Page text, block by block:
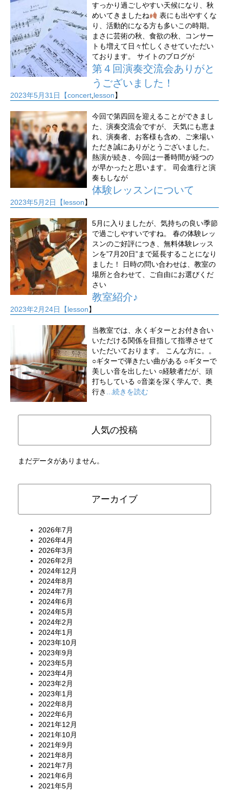
すっかり過ごしやすい天候になり、秋
めいてきましたね
表にも出やすくな
り、活動的になる方も多いこの時期。
まさに芸術の秋、食欲の秋、コンサー
トも増えて日々忙しくさせていただい
ております。 サイトのブログが
第４回演奏交流会ありがと
うございました！
2023年5月31日【concert,lesson】
今回で第四回を迎えることができまし
た、演奏交流会ですが、 天気にも恵ま
れ、演奏者、お客様も含め、ご来場い
ただき誠にありがとうございました。
熱演が続き、今回は一番時間が経つの
が早かったと思います。 司会進行と演
奏もしなが
体験レッスンについて
2023年5月2日【lesson】
5月に入りましたが、気持ちの良い季節
で過ごしやすいですね。 春の体験レッ
スンのご好評につき、無料体験レッス
ンを”7月20日”まで延長することになり
ました！ 日時の問い合わせは、教室の
場所と合わせて、ご自由にお選びくだ
さい
教室紹介♪
2023年2月24日【lesson】
当教室では、永くギターとお付き合い
いただける関係を目指して指導させて
いただいております。 こんな方に。。
○ギターで弾きたい曲がある ○ギターで
美しい音を出したい ○経験者だが、頭
打ちしている ○音楽を深く学んで、奥
行き ...続きを読む
人気の投稿
まだデータがありません。
アーカイブ
2026年7月
2026年4月
2026年3月
2026年2月
2024年12月
2024年8月
2024年7月
2024年6月
2024年5月
2024年2月
2024年1月
2023年10月
2023年9月
2023年5月
2023年4月
2023年2月
2023年1月
2022年8月
2022年6月
2021年12月
2021年10月
2021年9月
2021年8月
2021年7月
2021年6月
2021年5月